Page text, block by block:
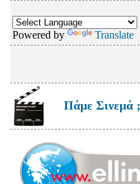
Powered by Translate
Πάμε Σινεμά ;